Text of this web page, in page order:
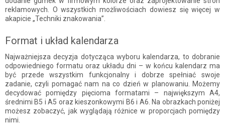
reklamowych. O wszystkich możliwościach dowiesz się więcej w
akapicie „Techniki znakowania”.
Format i układ kalendarza
Najważniejsza decyzja dotycząca wyboru kalendarza, to dobranie
odpowiedniego formatu oraz układu dni – w końcu kalendarz ma
być przede wszystkim funkcjonalny i dobrze spełniać swoje
zadanie, czyli pomagać nam na co dzień w planowaniu. Możemy
decydować pomiędzy pięcioma formatami – największym A4,
średnimi B5 i A5 oraz kieszonkowymi B6 i A6. Na obrazkach poniżej
możesz zobaczyć, jak wyglądają różnice w proporcjach pomiędzy
nimi.